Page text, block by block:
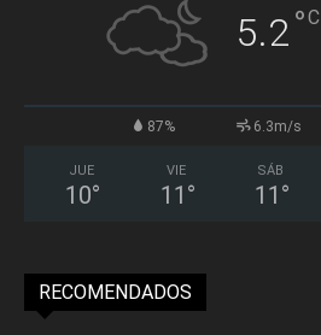
5.2°C
87% 6.3m/s
JUE
10°
VIE
11 °
SÁB
11 °
RECOMENDADOS